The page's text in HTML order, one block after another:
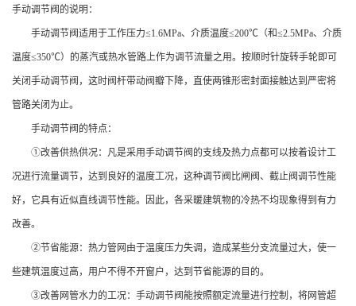
手动调节阀的说明：
手动调节阀适用于工作压力≤1.6MPa、介质温度≤200℃（和≤2.5MPa、介质
温度≤350℃）的蒸汽或热水管路上作为调节流量之用。按顺时针旋转手轮即可
关闭手动调节阀，这时阀杆带动阀瓣下降，直使两锥形密封面接触达到严密将
管路关闭为止。
手动调节阀的特点：
①改善供热供况：凡是采用手动调节阀的支线及热力点都可以按着设计工
况进行流量调节，达到良好的温度工况，这种调节阀比闸阀、截止阀调节性能
好，它具有近似直线调节性能。因此，各采暖建筑物的冷热不均现象得到有力
改善。
②节省能源：热力管网由于温度压力失调，造成某些分支流量过大，使一
些建筑温度过高，用户不得不开窗户，达到节省能源的目的。
③改善网管水力的工况：手动调节阀能按照额定流量进行控制，将网管超